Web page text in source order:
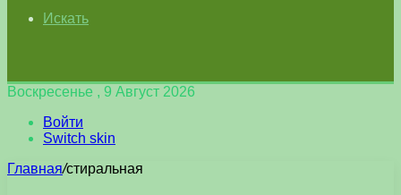
Искать
Воскресенье , 9 Август 2026
Войти
Switch skin
Главная/стиральная